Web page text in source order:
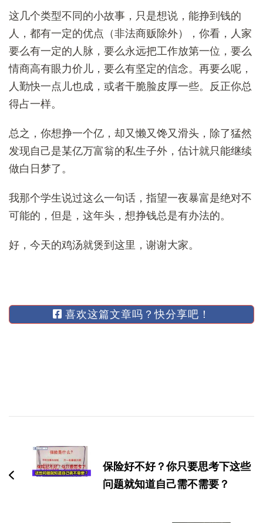
这几个类型不同的小故事，只是想说，能挣到钱的
人，都有一定的优点（非法商贩除外），你看，人家
要么有一定的人脉，要么永远把工作放第一位，要么
情商高有眼力价儿，要么有坚定的信念。再要么呢，
人勤快一点儿也成，或者干脆脸皮厚一些。反正你总
得占一样。
总之，你想挣一个亿，却又懒又馋又滑头，除了猛然
发现自己是某亿万富翁的私生子外，估计就只能继续
做白日梦了。
我那个学生说过这么一句话，指望一夜暴富是绝对不
可能的，但是，这年头，想挣钱总是有办法的。
好，今天的鸡汤就煲到这里，谢谢大家。
喜欢这篇文章吗？快分享吧！
航
保险好不好？你只要思考下这些
问题就知道自己需不需要？